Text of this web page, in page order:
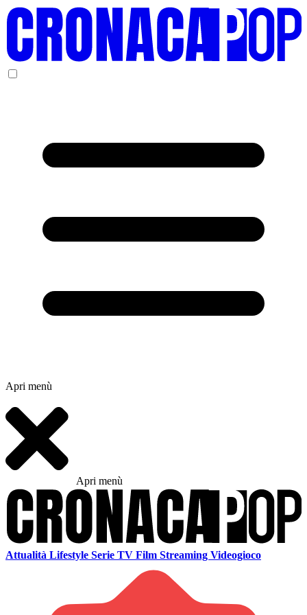
Apri menù
Apri menù
Attualità Lifestyle Serie TV Film Streaming Videogioco